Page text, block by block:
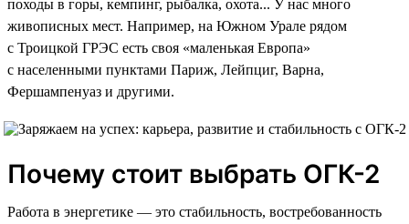
походы в горы, кемпинг, рыбалка, охота... У нас много
живописных мест. Например, на Южном Урале рядом
с Троицкой ГРЭС есть своя «маленькая Европа»
с населенными пунктами Париж, Лейпциг, Варна,
Фершампенуаз и другими.
Почему стоит выбрать ОГК-2
Работа в энергетике — это стабильность, востребованность